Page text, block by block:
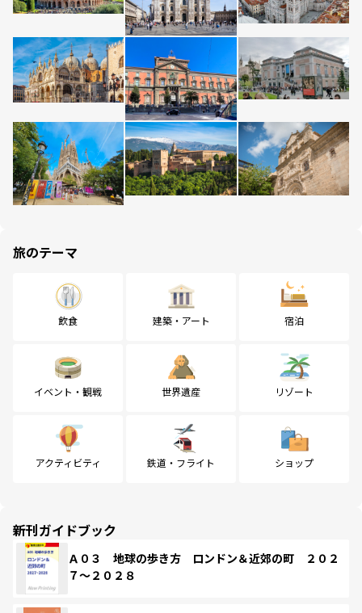
旅のテーマ
飲食 建築・アート 宿泊
イベント・観戦 世界遺産 リゾート
アクティビティ 鉄道・フライト ショップ
新刊ガイドブック
Ａ０３ 地球の歩き方 ロンドン＆近郊の町 ２０２
７～２０２８